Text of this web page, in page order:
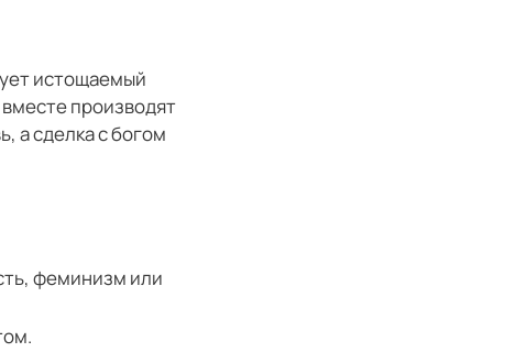
истощаемый
производят
а сделка с богом
феминизм или